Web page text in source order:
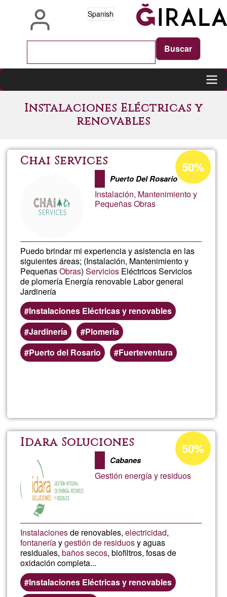
Spanish
Main
navigation
Instalaciones Eléctricas y
renovables
Chai Services
Puerto Del Rosario
Instalación, Mantenimiento y
Pequeñas Obras
Puedo brindar mi experiencia y asistencia en las
siguientes áreas; (Instalación, Mantenimiento y
PequeñasObras)Servicios Eléctricos Servicios
de plomería Energía renovable Labor general
Jardinería
Instalaciones Eléctricas y renovables
Jardinería
Plomería
Puerto del Rosario
Fuerteventura
Porcentaje
de
aceptación
de
50%
Chai
Idara Soluciones
Cabanes
Gestión energía y residuos
Instalacionesde renovables,electricidad,
fontaneríaygestión de residuosy aguas
residuales,baños secos, biofiltros, fosas de
oxidación completa...
Instalaciones Eléctricas y renovables
Porcentaje
de
aceptación
de
50%